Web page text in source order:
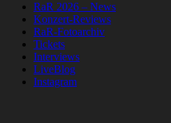
RaR 2026 – News
Konzert-Reviews
RaR-Fotoarchiv
Tickets
Interviews
LiveBlog
Instagram